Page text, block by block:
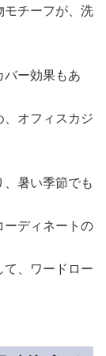
モチーフが、洗
ー効果もあ
オフィスカジ
暑い季節でも
ーディネートの
、ワードロー